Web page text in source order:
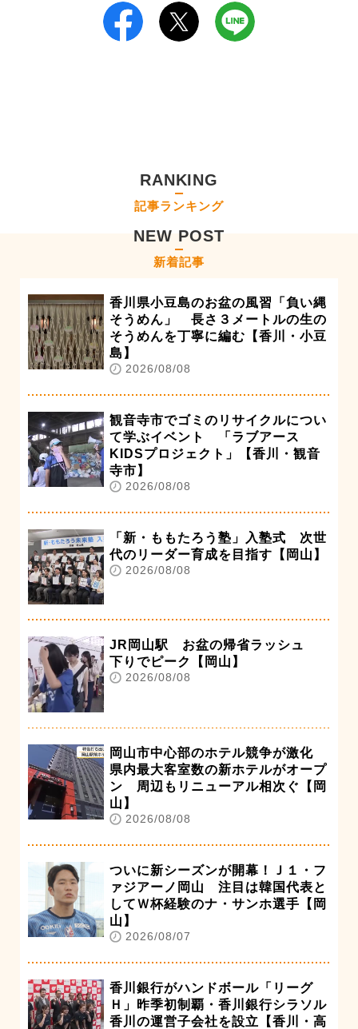
RANKING
記事ランキング
NEW POST
新着記事
香川県小豆島のお盆の風習「負い縄
そうめん」 長さ３メートルの生の
そうめんを丁寧に編む【香川・小豆
島】
2026/08/08
観音寺市でゴミのリサイクルについ
て学ぶイベント 「ラブアース
KIDSプロジェクト」【香川・観音
寺市】
2026/08/08
「新・ももたろう塾」入塾式 次世
代のリーダー育成を目指す【岡山】
2026/08/08
JR岡山駅 お盆の帰省ラッシュ
下りでピーク【岡山】
2026/08/08
岡山市中心部のホテル競争が激化
県内最大客室数の新ホテルがオープ
ン 周辺もリニューアル相次ぐ【岡
山】
2026/08/08
ついに新シーズンが開幕！Ｊ１・フ
ァジアーノ岡山 注目は韓国代表と
してＷ杯経験のナ・サンホ選手【岡
山】
2026/08/07
香川銀行がハンドボール「リーグ
Ｈ」昨季初制覇・香川銀行シラソル
香川の運営子会社を設立【香川・高